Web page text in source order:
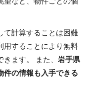
て計算することは困難
用することにより無料
ます。 また、 岩手県
件の情報も入手できる